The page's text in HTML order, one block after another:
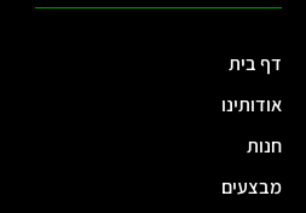
דף בית
אודותינו
חנות
מבצעים